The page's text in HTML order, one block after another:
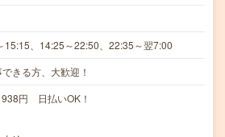
15:15、14:25～22:50、22:35～翌7:00
きる方、大歓迎！
円 日払いOK！